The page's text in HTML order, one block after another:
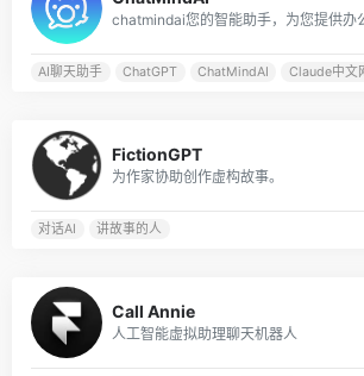
AI聊天助手 ChatGPT ChatMindAI Claude中文
FictionGPT
为作家协助创作虚构故事。
对话AI 讲故事的人
Call Annie
人工智能虚拟助理聊天机器人